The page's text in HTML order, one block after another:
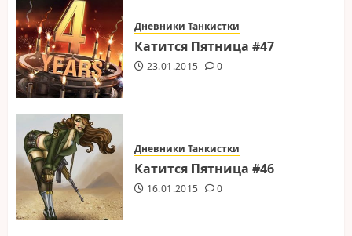
Дневники Танкистки
Катится Пятница #47
23.01.2015 0
Дневники Танкистки
Катится Пятница #46
16.01.2015 0